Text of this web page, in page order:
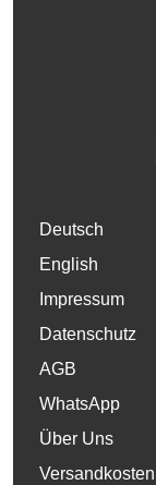
Deutsch
English
Impressum
Datenschutz
AGB
WhatsApp
Über Uns
Versandkosten